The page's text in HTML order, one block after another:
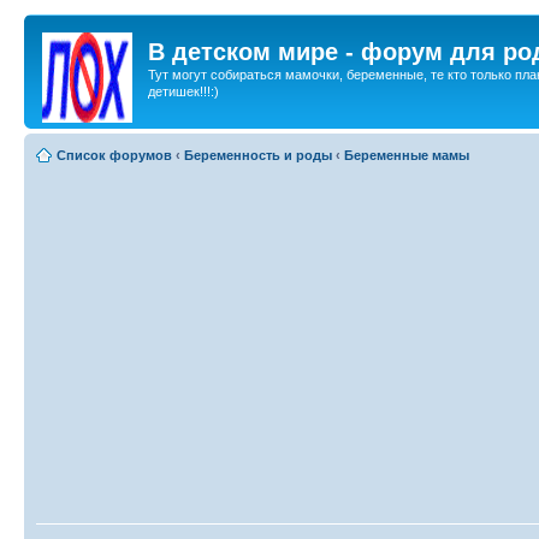
В детском мире - форум для
Тут могут собираться мамочки, беременные, те кто только
детишек!!!:)
Список форумов ‹ Беременность и роды ‹ Беременные мамы